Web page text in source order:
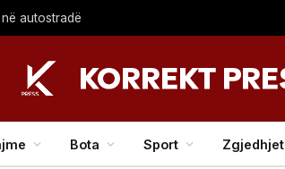
autostradë
Bota Sport Zgjedhjet